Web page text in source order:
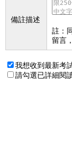
備註描述
註：
留言
我想收到最新考
請勾選已詳細閱